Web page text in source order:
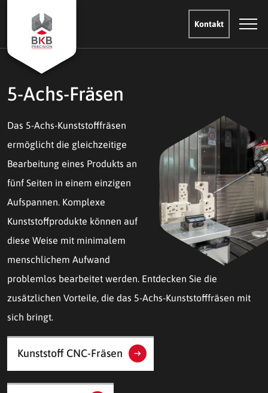
Kontakt
5-Achs-Fräsen
Das 5-Achs-Kunststofffräsen
ermöglicht die gleichzeitige
Bearbeitung eines Produkts an
fünf Seiten in einem einzigen
Aufspannen. Komplexe
Kunststoffprodukte können auf
diese Weise mit minimalem
menschlichem Aufwand
problemlos bearbeitet werden. Entdecken Sie die
zusätzlichen Vorteile, die das 5-Achs-Kunststofffräsen mit
sich bringt.
Kunststoff CNC-Fräsen